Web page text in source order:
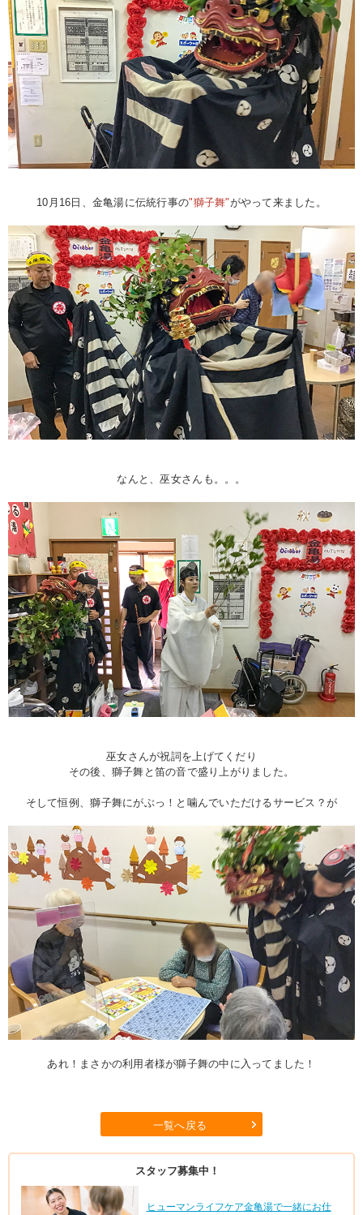
10月16日、金亀湯に伝統行事の"獅子舞"がやって来ました。
なんと、巫女さんも。。。
巫女さんが祝詞を上げてくだり
その後、獅子舞と笛の音で盛り上がりました。
そして恒例、獅子舞にがぶっ！と噛んでいただけるサービス？が
あれ！まさかの利用者様が獅子舞の中に入ってました！
一覧へ戻る
スタッフ募集中！
ヒューマンライフケア金亀湯で一緒にお仕